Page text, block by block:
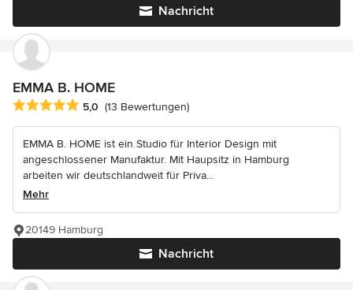
Nachricht
EMMA B. HOME
Durchschnittliche Bewertung: 5 von 5 Sternen
5,0 (13 Bewertungen)
EMMA B. HOME ist ein Studio für Interior Design mit
angeschlossener Manufaktur. Mit Haupsitz in Hamburg
arbeiten wir deutschlandweit für Priva...
Mehr
Nachricht
20149 Hamburg